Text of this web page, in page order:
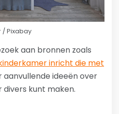
/ Pixabay
aan bronnen zoals
inricht die met
aanvullende ideeën over
divers kunt maken.